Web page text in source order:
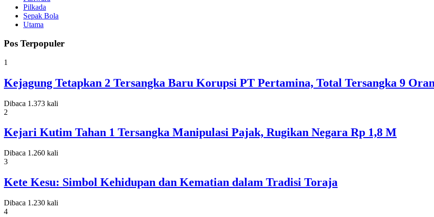
Pilkada
Sepak Bola
Utama
Pos Terpopuler
1
Kejagung Tetapkan 2 Tersangka Baru Korupsi PT Pertamina, Total Tersangka 9
Dibaca 1.373 kali
2
Kejari Kutim Tahan 1 Tersangka Manipulasi Pajak, Rugikan Negara Rp 1,8 M
Dibaca 1.260 kali
3
Kete Kesu: Simbol Kehidupan dan Kematian dalam Tradisi Toraja
Dibaca 1.230 kali
4